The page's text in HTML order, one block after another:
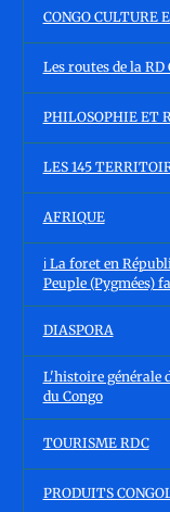
CONGO CULTURE
Les routes de la RD
PHILOSOPHIE ET
LES 145
AFRIQUE
ℹ️ La foret en
Peuple (Pygmées)
DIASPORA
L'histoire générale
du Congo
TOURISME RDC
PRODUITS